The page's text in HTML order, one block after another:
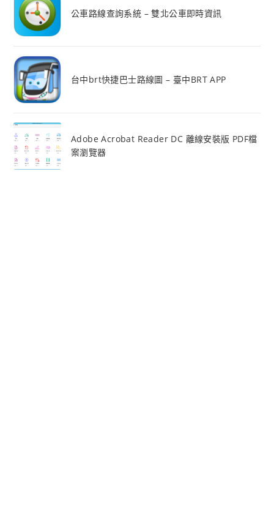
公車路線查詢系統 – 雙北公車即時資訊
台中brt快捷巴士路線圖 – 臺中BRT APP
Adobe Acrobat Reader DC 離線安裝版 PDF檔
案瀏覽器